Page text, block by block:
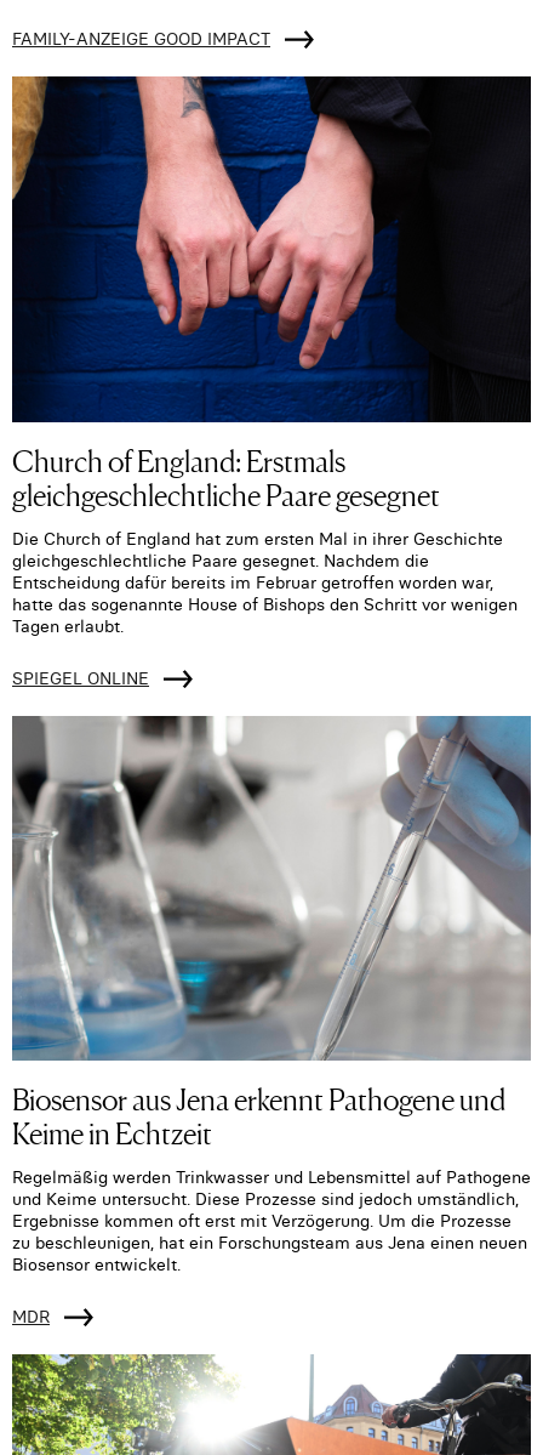
FAMILY-ANZEIGE GOOD IMPACT
Church of England: Erstmals
gleichgeschlechtliche Paare gesegnet
Die Church of England hat zum ersten Mal in ihrer Geschichte
gleichgeschlechtliche Paare gesegnet. Nachdem die
Entscheidung dafür bereits im Februar getroffen worden war,
hatte das sogenannte House of Bishops den Schritt vor wenigen
Tagen erlaubt.
SPIEGEL ONLINE
Biosensor aus Jena erkennt Pathogene und
Keime in Echtzeit
Regelmäßig werden Trinkwasser und Lebensmittel auf Pathogene
und Keime untersucht. Diese Prozesse sind jedoch umständlich,
Ergebnisse kommen oft erst mit Verzögerung. Um die Prozesse
zu beschleunigen, hat ein Forschungsteam aus Jena einen neuen
Biosensor entwickelt.
MDR